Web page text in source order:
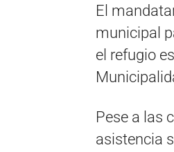
El
municipal
el refugio
Pese a las
asistencia